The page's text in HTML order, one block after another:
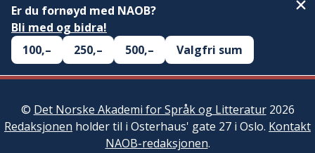
Er du fornøyd med NAOB?
Bli med og bidra!
100,–
250,– 500,– Valgfri sum
© Det Norske Akademi for Språk og Litteratur2026
Redaksjonen holder til i Osterhaus' gate 27 i Oslo. Kontakt
NAOB-redaksjonen.